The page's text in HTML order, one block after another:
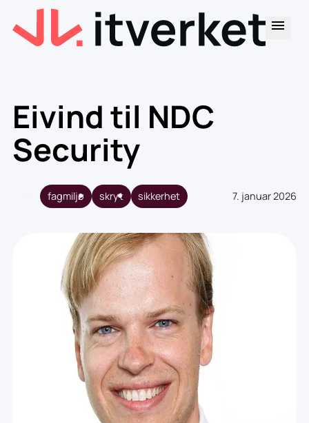
Eivind til NDC
Security
fagmiljø skryt sikkerhet 7. januar 2026